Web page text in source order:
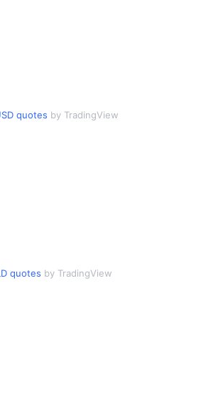
quotes by TradingView
quotes by TradingView